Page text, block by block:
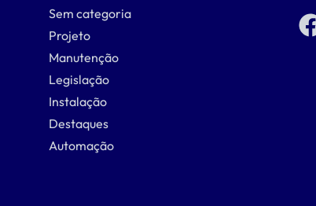
Sem categoria
Projeto
Manutenção
Legislação
Instalação
Destaques
Automação